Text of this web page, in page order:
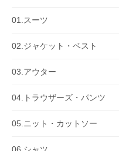
01.スーツ
02.ジャケット・ベスト
03.アウター
04.トラウザーズ・パンツ
05.ニット・カットソー